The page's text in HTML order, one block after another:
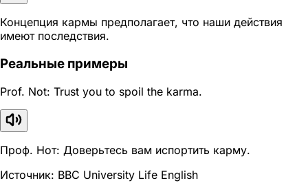
Концепция кармы предполагает, что наши действия
имеют последствия.
Реальные примеры
Prof. Not: Trust you to spoil the karma.
Проф. Нот: Доверьтесь вам испортить карму.
Источник: BBC University Life English